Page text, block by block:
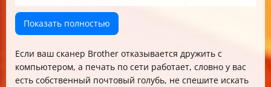
Что делать, если ничего не помогает?
Часто задаваемые вопросы (FAQ)
Итог: не дайте проблемам со сканером превратить
Немного юмора на прощание
Показать полностью
Если ваш сканер Brother отказывается дружить с
компьютером, а печать по сети работает, словно у вас
есть собственный почтовый голубь, не спешите искать